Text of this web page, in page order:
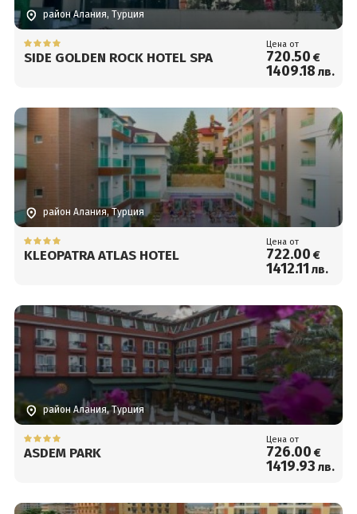
район Алания, Турция
SIDE GOLDEN ROCK HOTEL SPA
Цена от
720.50 €
1409.18 лв.
район Алания, Турция
KLEOPATRA ATLAS HOTEL
Цена от
722.00 €
1412.11 лв.
район Алания, Турция
ASDEM PARK
Цена от
726.00 €
1419.93 лв.